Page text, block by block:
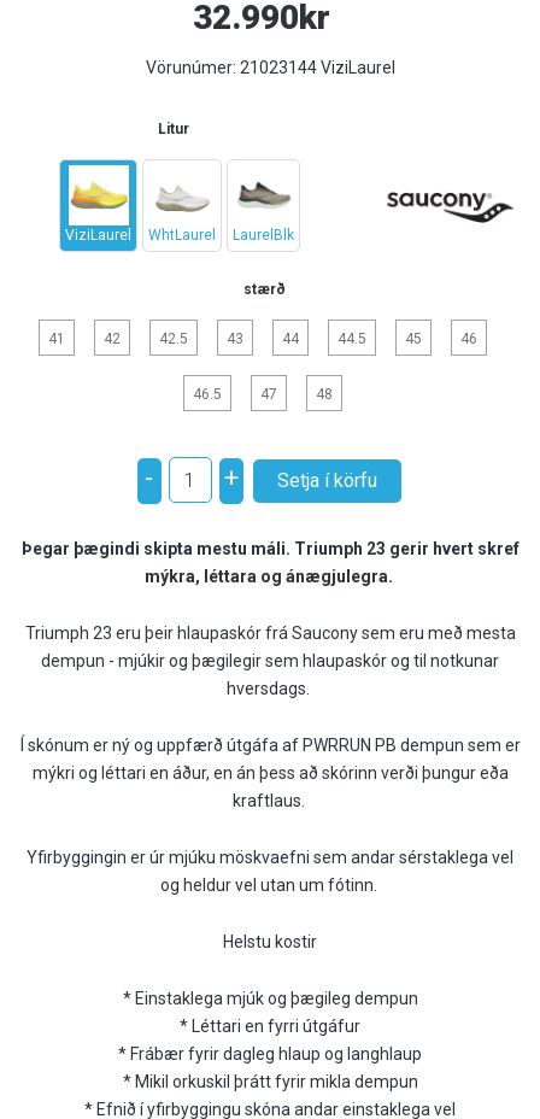
32.990kr
Vörunúmer: 21023144 ViziLaurel
Litur
ViziLaurel WhtLaurel LaurelBlk
stærð
41 42 42.5 43 44 44.5 45 46
46.5 47 48
- +
Þegar þægindi skipta mestu máli. Triumph 23 gerir hvert skref
mýkra, léttara og ánægjulegra.
Triumph 23 eru þeir hlaupaskór frá Saucony sem eru með mesta
dempun - mjúkir og þægilegir sem hlaupaskór og til notkunar
hversdags.
Í skónum er ný og uppfærð útgáfa af PWRRUN PB dempun sem er
mýkri og léttari en áður, en án þess að skórinn verði þungur eða
kraftlaus.
Yfirbyggingin er úr mjúku möskvaefni sem andar sérstaklega vel
og heldur vel utan um fótinn.
Helstu kostir
* Einstaklega mjúk og þægileg dempun
* Léttari en fyrri útgáfur
* Frábær fyrir dagleg hlaup og langhlaup
* Mikil orkuskil þrátt fyrir mikla dempun
* Efnið í yfirbyggingu skóna andar einstaklega vel